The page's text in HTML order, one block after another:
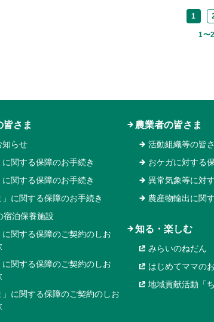
1
1〜
皆さま
知らせ
に関する保障のお手続き
に関する保障のお手続き
」に関する保障のお手続き
宿泊保養施設
に関する保障のご契約のしお
に関する保障のご契約のしお
」に関する保障のご契約のしお
農業者の皆さま
活動組織等の皆
おケガに対する
異常気象等に対
農産物輸出に関
知る・楽しむ
みらいのねだん
はじめてママの
地域貢献活動「